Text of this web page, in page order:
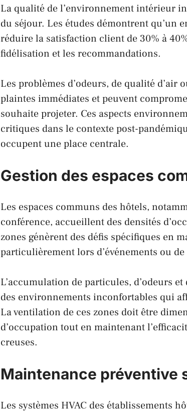
La qualité de l’environnement intérieur
du séjour. Les études démontrent qu’un
réduire la satisfaction client de 30% à
fidélisation et les recommandations.
Les problèmes d’odeurs, de qualité d’air
plaintes immédiates et peuvent
souhaite projeter. Ces aspects
critiques dans le contexte post-
occupent une place centrale.
Gestion des espaces
Les espaces communs des hôtels,
conférence, accueillent des densités
zones génèrent des défis spécifiques en
particulièrement lors d’événements ou de
L’accumulation de particules, d’odeurs
des environnements inconfortables qui
La ventilation de ces zones doit être
d’occupation tout en maintenant
creuses.
Maintenance préventive
Les systèmes HVAC des établissements